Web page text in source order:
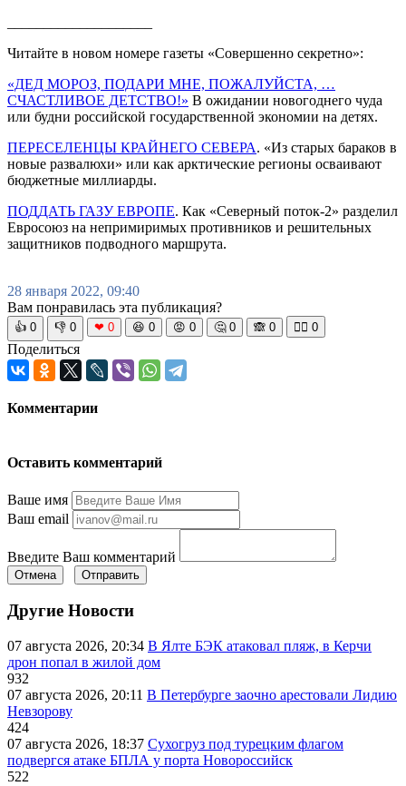
Читайте в новом номере газеты «Совершенно секретно»:
«ДЕД МОРОЗ, ПОДАРИ МНЕ, ПОЖАЛУЙСТА, …
СЧАСТЛИВОЕ ДЕТСТВО!» В ожидании новогоднего чуда
или будни российской государственной экономии на детях.
ПЕРЕСЕЛЕНЦЫ КРАЙНЕГО СЕВЕРА. «Из старых бараков в
новые развалюхи» или как арктические регионы осваивают
бюджетные миллиарды.
ПОДДАТЬ ГАЗУ ЕВРОПЕ. Как «Северный поток-2» разделил
Евросоюз на непримиримых противников и решительных
защитников подводного маршрута.
28 января 2022, 09:40
Вам понравилась эта публикация?
👍 0 👎 0 ❤ 0 😆 0 😡 0 🤔 0 🙈 0 🧘‍♀️ 0
Поделиться
Комментарии
Оставить комментарий
Ваше имя
Ваш email
Введите Ваш комментарий
Отмена Отправить
Другие Новости
07 августа 2026, 20:34 В Ялте БЭК атаковал пляж, в Керчи
дрон попал в жилой дом
932
07 августа 2026, 20:11 В Петербурге заочно арестовали Лидию
Невзорову
424
07 августа 2026, 18:37 Сухогруз под турецким флагом
подвергся атаке БПЛА у порта Новороссийск
522